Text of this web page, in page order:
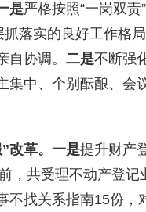
是严格按照“一岗双责”
落实的良好工作
协调。 二是不断强
集中、个别酝酿、会
改革。 一是提升财产
，共受理不动产登
找关系指南15份